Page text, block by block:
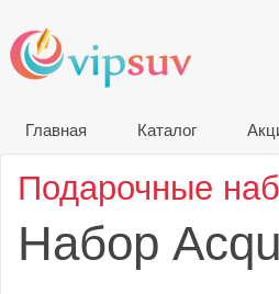
Главная Каталог
Подарочные
Набор